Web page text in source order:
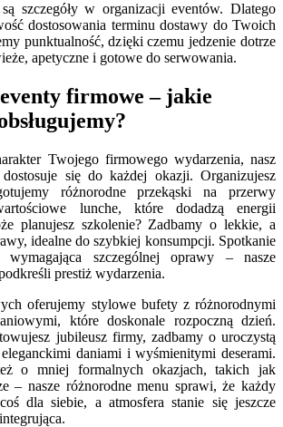
szczegóły w organizacji eventów. Dlatego
dostosowania terminu dostawy do Twoich
punktualność, dzięki czemu jedzenie dotrze
apetyczne i gotowe do serwowania.
firmowe – jakie
Twojego firmowego wydarzenia, nasz
się do każdej okazji. Organizujesz
różnorodne przekąski na przerwy
lunche, które dodadzą energii
planujesz szkolenie? Zadbamy o lekkie, a
idealne do szybkiej konsumpcji. Spotkanie
szczególnej oprawy – nasze
prestiż wydarzenia.
oferujemy stylowe bufety z różnorodnymi
które doskonale rozpoczną dzień.
jubileusz firmy, zadbamy o uroczystą
daniami i wyśmienitymi deserami.
o mniej formalnych okazjach, takich jak
– nasze różnorodne menu sprawi, że każdy
dla siebie, a atmosfera stanie się jeszcze